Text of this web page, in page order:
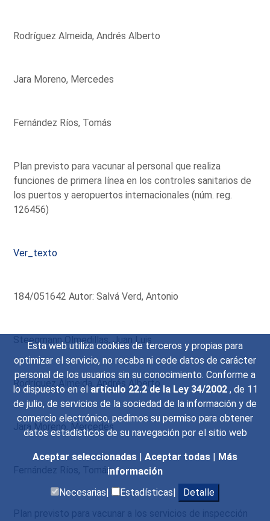
Esta web utiliza cookies de terceros y propias para
optimizar el servicio, no recaba ni cede datos de carácter
personal de los usuarios sin su conocimiento. Conforme a
lo dispuesto en elartículo 22.2 de la Ley 34/2002 , de 11
de julio, de servicios de la sociedad de la información y de
comercio electrónico, pedimos su permiso para obtener
datos estadísticos de su navegación por el sitio web
Aceptar seleccionadas | Aceptar todas | Más
información
Necesarias|
Estadísticas| Detalle
Rodríguez Almeida, Andrés Alberto
Jara Moreno, Mercedes
Fernández Ríos, Tomás
Plan previsto para vacunar al personal que realiza
funciones de primera línea en los controles sanitarios de
los puertos y aeropuertos internacionales (núm. reg.
126456)
Ver_texto
184/051642 Autor: Salvá Verd, Antonio
Steegmann Olmedillas, Juan Luis
Rodríguez Almeida, Andrés Alberto
Jara Moreno, Mercedes
Fernández Ríos, Tomás
Plan previsto para vacunar a los servicios de inspección